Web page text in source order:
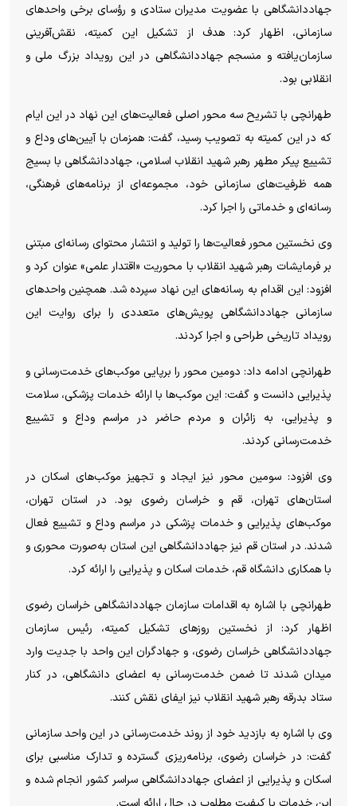
جهاددانشگاهی با عضویت مدیران ستادی و رؤسای برخی واحد‌های
سازمانی، اظهار کرد: هدف از تشکیل این کمیته، نقش‌آفرینی
سازمان‌یافته و منسجم جهاددانشگاهی در این رویداد بزرگ ملی و
انقلابی بود.
طهرانچی با تشریح سه محور اصلی فعالیت‌های این نهاد در این ایام
که در این کمیته به تصویب رسید، گفت: همزمان با آیین‌های وداع و
تشییع پیکر مطهر رهبر شهید انقلاب اسلامی، جهاددانشگاهی با بسیج
همه ظرفیت‌های سازمانی خود، مجموعه‌ای از برنامه‌های فرهنگی،
رسانه‌ای و خدماتی را اجرا کرد.
وی نخستین محور فعالیت‌ها را تولید و انتشار محتوای رسانه‌ای مبتنی
بر فرمایشات رهبر شهید انقلاب با محوریت «اقتدار علمی» عنوان کرد و
افزود: این اقدام به رسانه‌های این نهاد سپرده شد. همچنین واحد‌های
سازمانی جهاددانشگاهی پویش‌های متعددی را برای روایت این
رویداد تاریخی طراحی و اجرا کردند.
طهرانچی ادامه داد: دومین محور را برپایی موکب‌های خدمت‌رسانی و
پذیرایی دانست و گفت: این موکب‌ها با ارائه خدمات پزشکی، سلامت
و پذیرایی، به زائران و مردم حاضر در مراسم وداع و تشییع
خدمت‌رسانی کردند.
وی افزود‌: سومین محور نیز ایجاد و تجهیز موکب‌های اسکان در
استان‌های تهران، قم و خراسان رضوی بود. در استان تهران،
موکب‌های پذیرایی و خدمات پزشکی در مراسم وداع و تشییع فعال
شدند. در استان قم نیز جهاددانشگاهی این استان به‌صورت محوری و
با همکاری دانشگاه قم، خدمات اسکان و پذیرایی را ارائه کرد.
طهرانچی با اشاره به اقدامات سازمان جهاددانشگاهی خراسان رضوی
اظهار کرد: از نخستین روز‌های تشکیل کمیته، رئیس سازمان
جهاددانشگاهی خراسان رضوی، و جهادگران این واحد با جدیت وارد
میدان شدند تا ضمن خدمت‌رسانی به اعضای دانشگاهی، در کنار
ستاد بدرقه رهبر شهید انقلاب نیز ایفای نقش کنند.
وی با اشاره به بازدید خود از روند خدمت‌رسانی در این واحد سازمانی
گفت: در خراسان رضوی، برنامه‌ریزی گسترده و تدارک مناسبی برای
اسکان و پذیرایی از اعضای جهاددانشگاهی سراسر کشور انجام شده و